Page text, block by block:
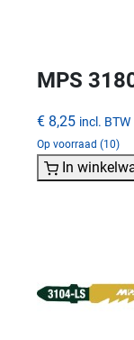
MPS
€ 8,25 incl. BTW
Op voorraad (10)
In